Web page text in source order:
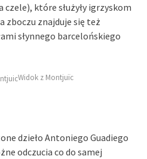
które służyły igrzyskom
zboczu znajduje się też
słynnego barcelońskiego
Widok z Montjuïc
dzieło Antoniego Guadiego
odczucia co do samej